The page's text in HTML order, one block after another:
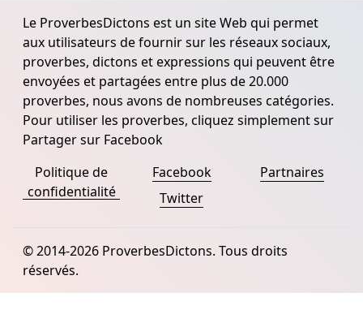
Le ProverbesDictons est un site Web qui permet
aux utilisateurs de fournir sur les réseaux sociaux,
proverbes, dictons et expressions qui peuvent être
envoyées et partagées entre plus de 20.000
proverbes, nous avons de nombreuses catégories.
Pour utiliser les proverbes, cliquez simplement sur
Partager sur Facebook
Politique de
confidentialité
Facebook
Twitter
Partnaires
© 2014-2026 ProverbesDictons. Tous droits
réservés.